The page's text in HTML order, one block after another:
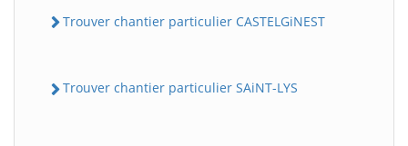
Trouver chantier particulier CASTELGiNEST
Trouver chantier particulier SAiNT-LYS